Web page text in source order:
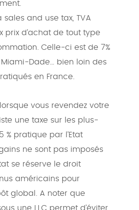
sales and use tax, TVA
prix d’achat de tout type
Celle-ci est de 7%
Dade… bien loin des
en France.
vous revendez votre
une taxe sur les plus-
% pratique par l’Etat
ne sont pas imposés
se réserve le droit
américains pour
global. A noter que
une LLC permet d’éviter